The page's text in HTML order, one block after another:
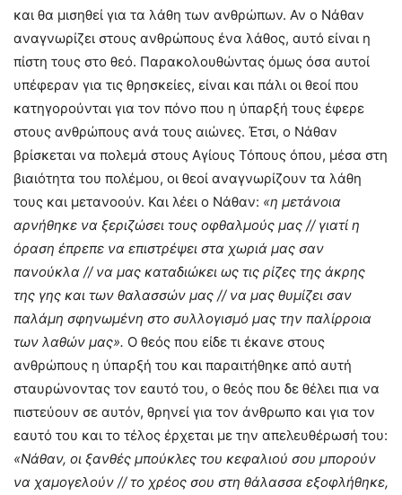
και θα μισηθεί για τα λάθη των ανθρώπων. Αν ο Νάθαν
αναγνωρίζει στους ανθρώπους ένα λάθος, αυτό είναι η
πίστη τους στο θεό. Παρακολουθώντας όμως όσα αυτοί
υπέφεραν για τις θρησκείες, είναι και πάλι οι θεοί που
κατηγορούνται για τον πόνο που η ύπαρξή τους έφερε
στους ανθρώπους ανά τους αιώνες. Έτσι, ο Νάθαν
βρίσκεται να πολεμά στους Αγίους Τόπους όπου, μέσα στη
βιαιότητα του πολέμου, οι θεοί αναγνωρίζουν τα λάθη
τους και μετανοούν. Και λέει ο Νάθαν: «η μετάνοια
αρνήθηκε να ξεριζώσει τους οφθαλμούς μας // γιατί η
όραση έπρεπε να επιστρέψει στα χωριά μας σαν
πανούκλα // να μας καταδιώκει ως τις ρίζες της άκρης
της γης και των θαλασσών μας // να μας θυμίζει σαν
παλάμη σφηνωμένη στο συλλογισμό μας την παλίρροια
των λαθών μας». Ο θεός που είδε τι έκανε στους
ανθρώπους η ύπαρξή του και παραιτήθηκε από αυτή
σταυρώνοντας τον εαυτό του, ο θεός που δε θέλει πια να
πιστεύουν σε αυτόν, θρηνεί για τον άνθρωπο και για τον
εαυτό του και το τέλος έρχεται με την απελευθέρωσή του:
«Νάθαν, οι ξανθές μπούκλες του κεφαλιού σου μπορούν
να χαμογελούν // το χρέος σου στη θάλασσα εξοφλήθηκε,